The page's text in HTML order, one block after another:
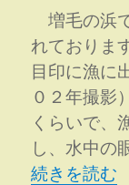
増毛の浜
れておりま
目印に漁に
０２年撮影
くらいで、
し、水中の
“類似品にご
続きを読む